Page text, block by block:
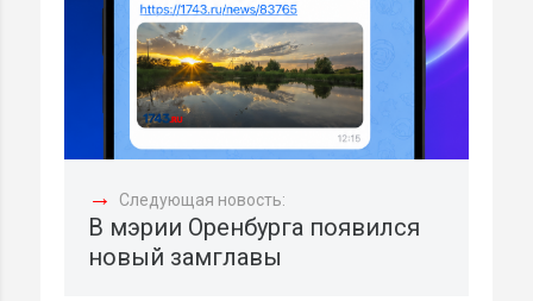
→ Следующая новость:
В мэрии Оренбурга появился
новый замглавы